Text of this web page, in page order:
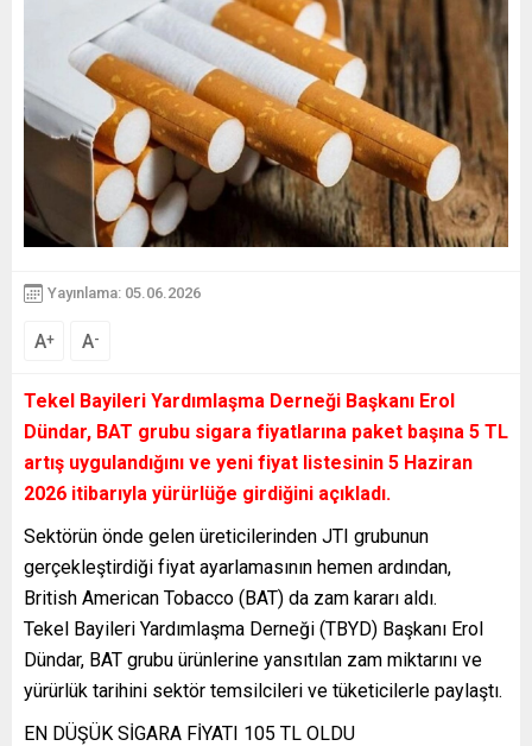
Yayınlama: 05.06.2026
A+ A-
Tekel Bayileri Yardımlaşma Derneği Başkanı Erol
Dündar, BAT grubu sigara fiyatlarına paket başına 5 TL
artış uygulandığını ve yeni fiyat listesinin 5 Haziran
2026 itibarıyla yürürlüğe girdiğini açıkladı.
Sektörün önde gelen üreticilerinden JTI grubunun
gerçekleştirdiği fiyat ayarlamasının hemen ardından,
British American Tobacco (BAT) da zam kararı aldı.
Tekel Bayileri Yardımlaşma Derneği (TBYD) Başkanı Erol
Dündar, BAT grubu ürünlerine yansıtılan zam miktarını ve
yürürlük tarihini sektör temsilcileri ve tüketicilerle paylaştı.
EN DÜŞÜK SİGARA FİYATI 105 TL OLDU